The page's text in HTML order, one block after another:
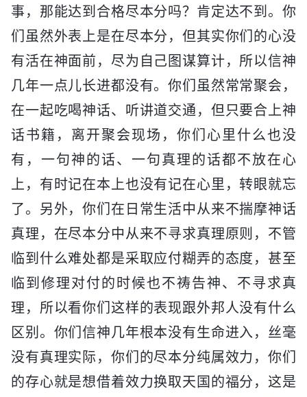
事，那能达到合格尽本分吗？肯定达不到。你
们虽然外表上是在尽本分，但其实你们的心没
有活在神面前，尽为自己图谋算计，所以信神
几年一点儿长进都没有。你们虽然常常聚会，
在一起吃喝神话、听讲道交通，但只要合上神
话书籍，离开聚会现场，你们心里什么也没
有，一句神的话、一句真理的话都不放在心
上，有时记在本上也没有记在心里，转眼就忘
了。另外，你们在日常生活中从来不揣摩神话
真理，在尽本分中从来不寻求真理原则，不管
临到什么难处都是采取应付糊弄的态度，甚至
临到修理对付的时候也不祷告神、不寻求真
理，所以看你们这样的表现跟外邦人没有什么
区别。你们信神几年根本没有生命进入，丝毫
没有真理实际，你们的尽本分纯属效力，你们
的存心就是想借着效力换取天国的福分，这是